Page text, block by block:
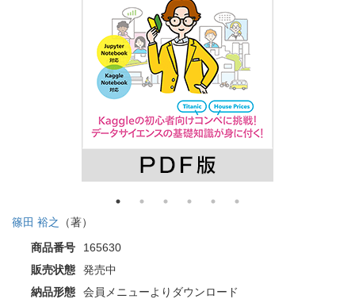
篠田 裕之
（著）
商品番号
165630
販売状態
発売中
納品形態
会員メニューよりダウンロード